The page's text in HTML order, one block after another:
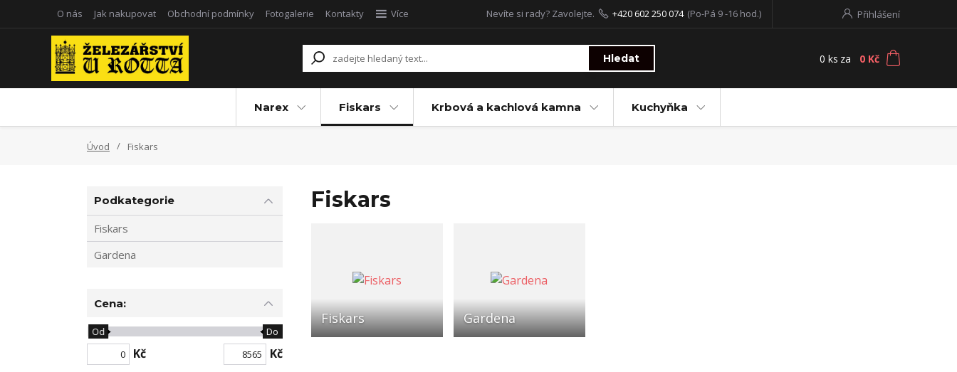
O nás Jak nakupovat Obchodní podmínky Fotogalerie Kontakty Více Přihlášení
Hledat
Nevíte si rady? Zavolejte. +420 602 250 074 (Po-Pá 9 -16 hod.)
0 ks za 0 Kč
Narex Fiskars Krbová a kachlová kamna Kuchyňka
Úvod Fiskars
Fiskars
Fiskars Gardena
Podkategorie
Fiskars
Gardena
Cena:
Kč
Od Do
Kč